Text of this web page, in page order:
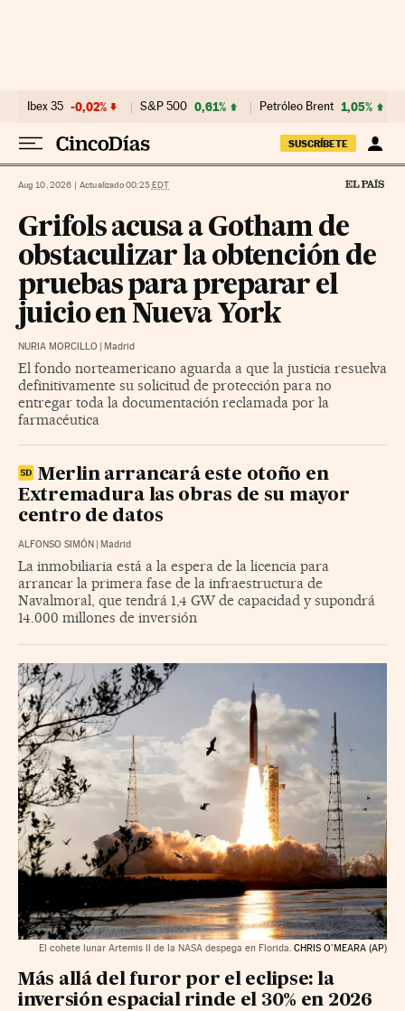
Ibex 35 -0,02% S&P 500 0,61% Petróleo Brent 1,05%
SUSCRÍBETE
Aug 10, 2026 | Actualizado 00:25EDT
Grifols acusa a Gotham de
obstaculizar la obtención de
pruebas para preparar el
juicio en Nueva York
NURIA MORCILLO | Madrid
El fondo norteamericano aguarda a que la justicia resuelva
definitivamente su solicitud de protección para no
entregar toda la documentación reclamada por la
farmacéutica
Merlin arrancará este otoño en
Extremadura las obras de su mayor
centro de datos
ALFONSO SIMÓN | Madrid
La inmobiliaria está a la espera de la licencia para
arrancar la primera fase de la infraestructura de
Navalmoral, que tendrá 1,4 GW de capacidad y supondrá
14.000 millones de inversión
El cohete lunar Artemis II de la NASA despega en Florida. CHRIS O'MEARA (AP)
Más allá del furor por el eclipse: la
inversión espacial rinde el 30% en 2026